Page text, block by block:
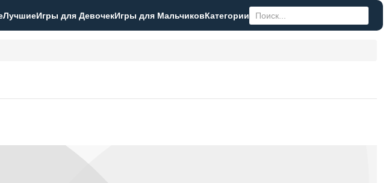
ЛучшиеИгры для ДевочекИгры для МальчиковКатегории